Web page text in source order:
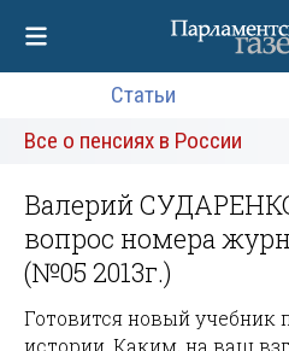
Статьи
Все о пенсиях в России
Валерий
вопрос номера
(№05 2013г.)
Готовится новый учебник
истории. Каким, на ваш